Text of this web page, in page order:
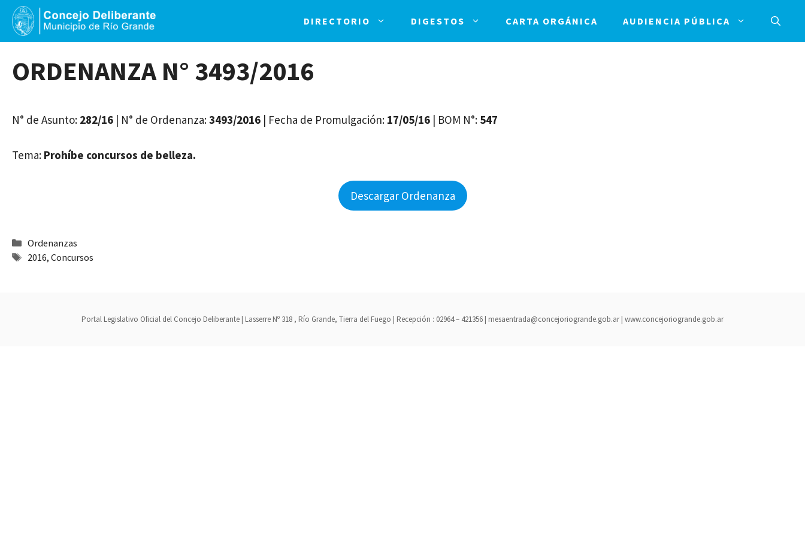
Saltar
contenido
DIRECTORIO DIGESTOS CARTA ORGÁNICA AUDIENCIA PÚBLICA
ORDENANZA N° 3493/2016
N° de Asunto: 282/16 | N° de Ordenanza:3493/2016 | Fecha de Promulgación: 17/05/16 | BOM N°: 547
Tema: Prohíbe concursos de belleza.
Descargar Ordenanza
Categorías
Ordenanzas
Etiquetas
2016, Concursos
Portal Legislativo Oficial del Concejo Deliberante | Lasserre Nº 318 , Río Grande, Tierra del Fuego | Recepción : 02964 – 421356 | mesaentrada@concejoriogrande.gob.ar | www.concejoriogrande.gob.ar